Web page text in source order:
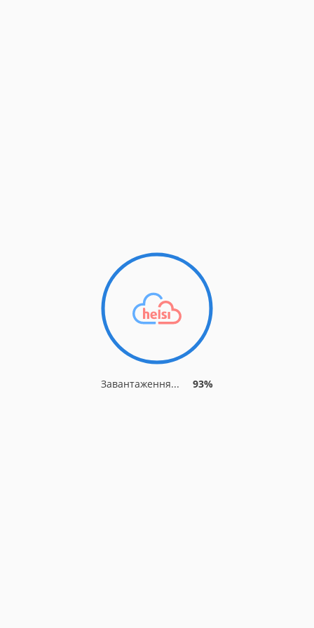
Завантаження... 93%